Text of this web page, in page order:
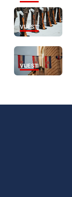
VIJESTI
VIJESTI